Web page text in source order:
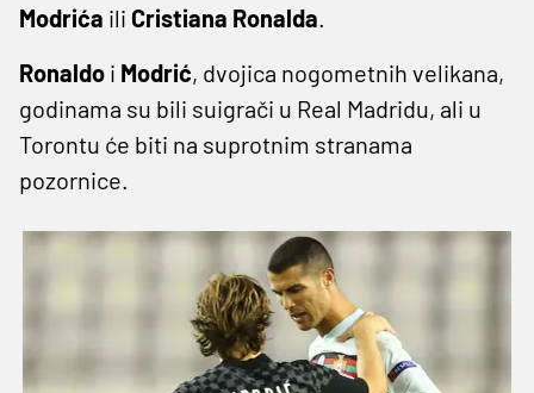
Modrića ili Cristiana Ronalda
Ronaldo i Modrić, dvojica nogometnih velikana,
godinama su bili suigrači u Real Madridu, ali u
Torontu će biti na suprotnim stranama
pozornice.